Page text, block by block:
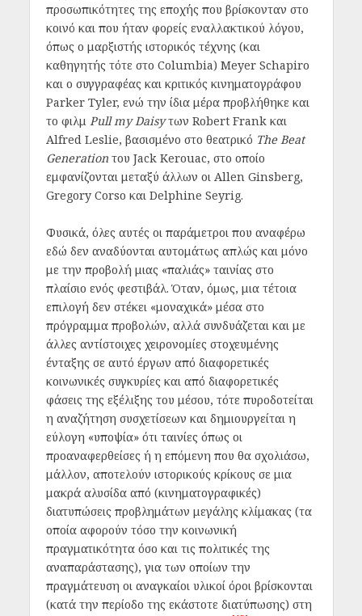
προσωπικότητες της εποχής που βρίσκονταν στο
κοινό και που ήταν φορείς εναλλακτικού λόγου,
όπως ο μαρξιστής ιστορικός τέχνης (και
καθηγητής τότε στο Columbia) Meyer Schapiro
και ο συγγραφέας και κριτικός κινηματογράφου
Parker Tyler, ενώ την ίδια μέρα προβλήθηκε και
το φιλμ Pull my Daisyτων Robert Frank και
Alfred Leslie, βασισμένο στο θεατρικό The Beat
Generation του Jack Kerouac, στο οποίο
εμφανίζονται μεταξύ άλλων οι Allen Ginsberg,
Gregory Corso και Delphine Seyrig.
Φυσικά, όλες αυτές οι παράμετροι που αναφέρω
εδώ δεν αναδύονται αυτομάτως απλώς και μόνο
με την προβολή μιας «παλιάς» ταινίας στο
πλαίσιο ενός φεστιβάλ. Όταν, όμως, μια τέτοια
επιλογή δεν στέκει «μοναχικά» μέσα στο
πρόγραμμα προβολών, αλλά συνδυάζεται και με
άλλες αντίστοιχες χειρονομίες στοχευμένης
ένταξης σε αυτό έργων από διαφορετικές
κοινωνικές συγκυρίες και από διαφορετικές
φάσεις της εξέλιξης του μέσου, τότε πυροδοτείται
η αναζήτηση συσχετίσεων και δημιουργείται η
εύλογη «υποψία» ότι ταινίες όπως οι
προαναφερθείσες ή η επόμενη που θα σχολιάσω,
μάλλον, αποτελούν ιστορικούς κρίκους σε μια
μακρά αλυσίδα από (κινηματογραφικές)
διατυπώσεις προβλημάτων μεγάλης κλίμακας (τα
οποία αφορούν τόσο την κοινωνική
πραγματικότητα όσο και τις πολιτικές της
αναπαράστασης), για των οποίων την
πραγμάτευση οι αναγκαίοι υλικοί όροι βρίσκονται
(κατά την περίοδο της εκάστοτε διατύπωσης) στη